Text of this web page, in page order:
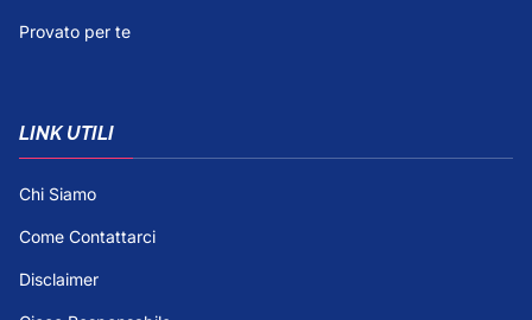
Provato per te
LINK UTILI
Chi Siamo
Come Contattarci
Disclaimer